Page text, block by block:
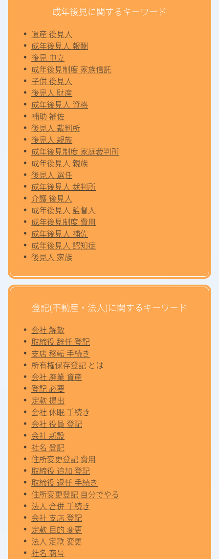
成年後見に関するキーワード
遺産 後見人
成年後見人 報酬
後見 申立
成年後見制度 家族信託
子供 後見人
後見人 財産
成年後見人 資格
補助 補佐
後見人 裁判所
後見人 親族
成年後見制度 家庭裁判所
成年後見人 親族
後見人 選任
成年後見人 裁判所
介護 後見人
成年後見人 監督人
成年後見制度 費用
成年後見人 補佐
成年後見人 認知症
後見人 家族
登記(不動産・法人)に関するキーワード
会社 解散
取締役 辞任 登記
支店 移転 手続き
所有権保存登記 とは
会社 廃業 資産
登記 必要
定款 提出
会社 休眠 手続き
会社 役員 登記
会社 新設
社名 登記
住所変更登記 費用
取締役 追加 登記
取締役 退任 手続き
住所変更登記 自分でやる
法人 合併 手続き
会社 支店 登記
定款 目的 変更
法人 定款 変更
社名 商号